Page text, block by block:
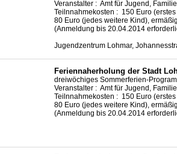
Veranstalter : Amt für Jugend,
Teilnnahmekosten : 150 Euro
80 Euro (jedes weitere Kind),
(Anmeldung bis 20.04.2014
Jugendzentrum Lohmar,
Feriennaherholung der Stadt
dreiwöchiges Sommerferien-
Veranstalter : Amt für Jugend,
Teilnnahmekosten : 150 Euro
80 Euro (jedes weitere Kind),
(Anmeldung bis 20.04.2014